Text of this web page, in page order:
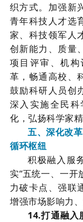
织方式。加强新
青年科技人才选
家、科技领军人
创新能力、质量
项目评审、机
革，畅通高校、
鼓励科研人员创
深入实施全民
化，弘扬科学家精
五、深化改
循环枢纽
积极融入服
实“五统一、一开
力破卡点、强联
增强市场影响力
14.打通融入